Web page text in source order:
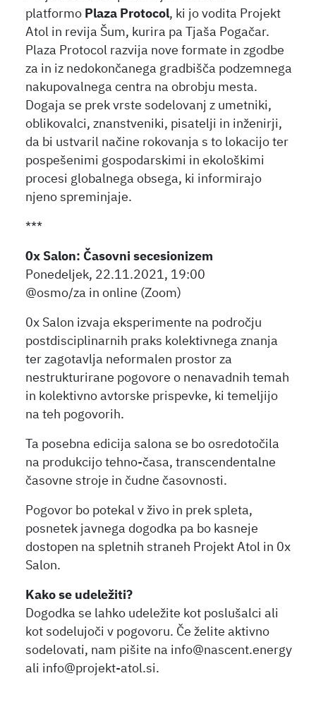
platformo Plaza Protocol, ki jo vodita Projekt
Atol in revija Šum, kurira pa Tjaša Pogačar.
Plaza Protocol razvija nove formate in zgodbe
za in iz nedokončanega gradbišča podzemnega
nakupovalnega centra na obrobju mesta.
Dogaja se prek vrste sodelovanj z umetniki,
oblikovalci, znanstveniki, pisatelji in inženirji,
da bi ustvaril načine rokovanja s to lokacijo ter
pospešenimi gospodarskimi in ekološkimi
procesi globalnega obsega, ki informirajo
njeno spreminjaje.
***
0x Salon: Časovni secesionizem
Ponedeljek, 22.11.2021, 19:00
@osmo/za in online (Zoom)
0x Salon izvaja eksperimente na področju
postdisciplinarnih praks kolektivnega znanja
ter zagotavlja neformalen prostor za
nestrukturirane pogovore o nenavadnih temah
in kolektivno avtorske prispevke, ki temeljijo
na teh pogovorih.
Ta posebna edicija salona se bo osredotočila
na produkcijo tehno-časa, transcendentalne
časovne stroje in čudne časovnosti.
Pogovor bo potekal v živo in prek spleta,
posnetek javnega dogodka pa bo kasneje
dostopen na spletnih straneh Projekt Atol in 0x
Salon.
Kako se udeležiti?
Dogodka se lahko udeležite kot poslušalci ali
kot sodelujoči v pogovoru. Če želite aktivno
sodelovati, nam pišite na info@nascent.energy
ali info@projekt-atol.si.